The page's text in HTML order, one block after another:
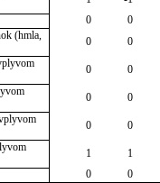
0
0
(hmla,
0
0
0
0
0
0
0
0
1
1
0 0